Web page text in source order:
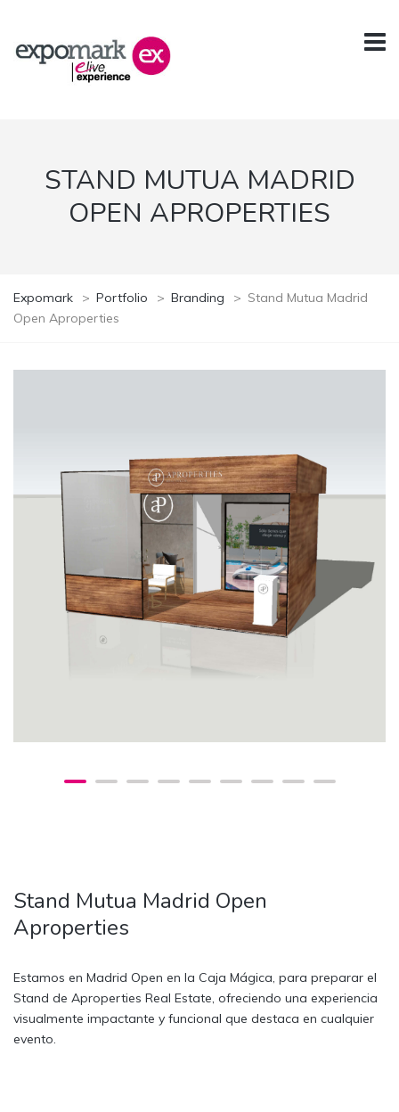
STAND MUTUA MADRID
OPEN APROPERTIES
Expomark > Portfolio > Branding > Stand Mutua Madrid
Open Aproperties
Stand Mutua Madrid Open
Aproperties
Estamos en Madrid Open en la Caja Mágica, para preparar el
Stand de Aproperties Real Estate, ofreciendo una experiencia
visualmente impactante y funcional que destaca en cualquier
evento.